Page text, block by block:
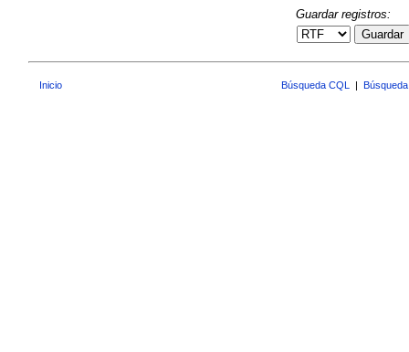
Guardar registros:
Guardar
Inicio Búsqueda CQL